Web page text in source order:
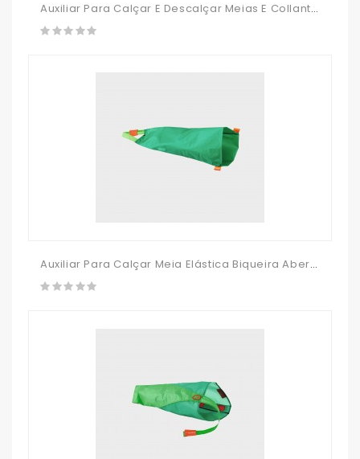
Auxiliar Para Calçar E Descalçar Meias E Collants De Compressão Biqueira Aberta Arion Sim-Slide
Auxiliar Para Calçar Meia Elástica Biqueira Aberta Arion Easy-Slide Perna